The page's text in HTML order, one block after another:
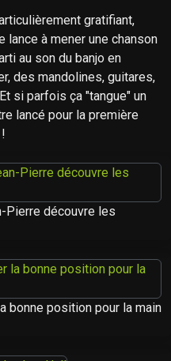
gratifiant,
lance à mener une chanson
au son du banjo en
des mandolines, guitares,
si parfois ça "tangue" un
lancé pour la première
Pierre découvre les
bonne position pour la main